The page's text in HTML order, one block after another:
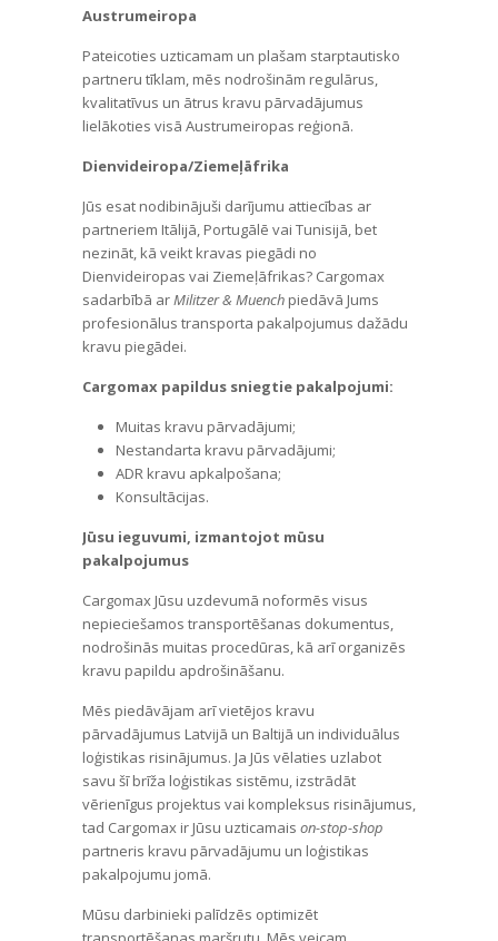
Austrumeiropa
Pateicoties uzticamam un plašam starptautisko
partneru tīklam, mēs nodrošinām regulārus,
kvalitatīvus un ātrus kravu pārvadājumus
lielākoties visā Austrumeiropas reģionā.
Dienvideiropa/Ziemeļāfrika
Jūs esat nodibinājuši darījumu attiecības ar
partneriem Itālijā, Portugālē vai Tunisijā, bet
nezināt, kā veikt kravas piegādi no
Dienvideiropas vai Ziemeļāfrikas? Cargomax
sadarbībā arMilitzer & Muench piedāvā Jums
profesionālus transporta pakalpojumus dažādu
kravu piegādei.
Cargomax papildus sniegtie pakalpojumi:
Muitas kravu pārvadājumi;
Nestandarta kravu pārvadājumi;
ADR kravu apkalpošana;
Konsultācijas.
Jūsu ieguvumi, izmantojot mūsu
pakalpojumus
Cargomax Jūsu uzdevumā noformēs visus
nepieciešamos transportēšanas dokumentus,
nodrošinās muitas procedūras, kā arī organizēs
kravu papildu apdrošināšanu.
Mēs piedāvājam arī vietējos kravu
pārvadājumus Latvijā un Baltijā un individuālus
loģistikas risinājumus. Ja Jūs vēlaties uzlabot
savu šī brīža loģistikas sistēmu, izstrādāt
vērienīgus projektus vai kompleksus risinājumus,
tad Cargomax ir Jūsu uzticamais on-stop-shop
partneris kravu pārvadājumu un loģistikas
pakalpojumu jomā.
Mūsu darbinieki palīdzēs optimizēt